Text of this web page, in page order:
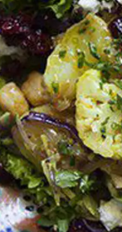
Örtolja